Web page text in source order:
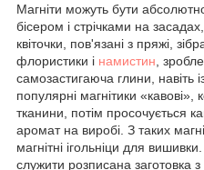
Магніти можуть бути
бісером і стрічками на
квіточки, пов'язані з пряжі,
флористики і намистин ,
самозастигаюча глини, навіть
популярні магнітики «кавові»,
тканини, потім просочується
аромат на виробі. З таких
магнітні ігольніци для
служити розписана заготовка